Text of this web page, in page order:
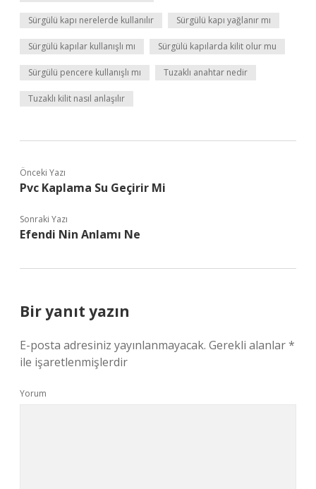
Sürgülü kapı nerelerde kullanılır Sürgülü kapı yağlanır mı
Sürgülü kapılar kullanışlı mı Sürgülü kapılarda kilit olur mu
Sürgülü pencere kullanışlı mı Tuzaklı anahtar nedir
Tuzaklı kilit nasıl anlaşılır
Önceki Yazı
Pvc Kaplama Su Geçirir Mi
Sonraki Yazı
Efendi Nin Anlamı Ne
Bir yanıt yazın
E-posta adresiniz yayınlanmayacak. Gerekli alanlar*
ile işaretlenmişlerdir
Yorum